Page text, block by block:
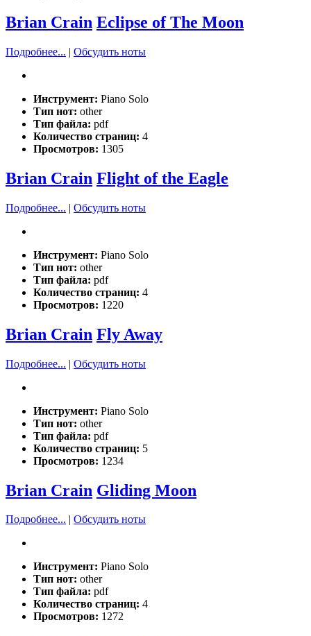
Brian Crain Eclipse of The Moon
Подробнее... | Обсудить ноты
Инструмент: Piano Solo
Тип нот: other
Тип файла: pdf
Количество страниц: 4
Просмотров: 1305
Brian Crain Flight of the Eagle
Подробнее... | Обсудить ноты
Инструмент: Piano Solo
Тип нот: other
Тип файла: pdf
Количество страниц: 4
Просмотров: 1220
Brian Crain Fly Away
Подробнее... | Обсудить ноты
Инструмент: Piano Solo
Тип нот: other
Тип файла: pdf
Количество страниц: 5
Просмотров: 1234
Brian Crain Gliding Moon
Подробнее... Обсудить ноты
Инструмент: Piano Solo
Тип нот: other
Тип файла: pdf
Количество страниц: 4
Просмотров: 1272